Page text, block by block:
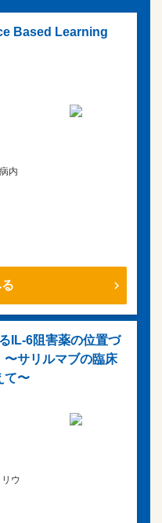
Based Learning
内
IL-6阻害薬の位置づ
サリルマブの臨床
て〜
ウ